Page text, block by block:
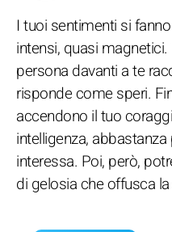
I tuoi sentimenti si
intensi, quasi
persona davanti a te
risponde come speri.
accendono il tuo
intelligenza,
interessa. Poi, però,
di gelosia che offusca la